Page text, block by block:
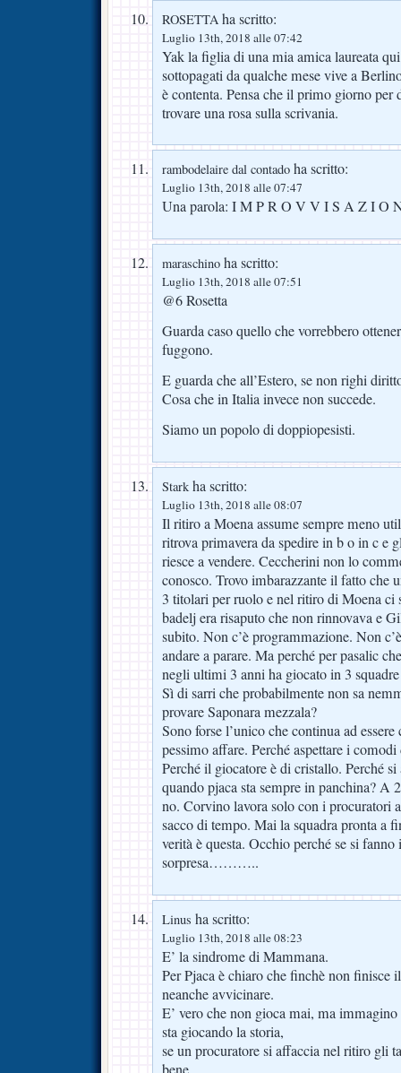
ROSETTA ha scritto:
Luglio 13th, 2018 alle 07:42
Yak la figlia di una mia amica laureata
sottopagati da qualche mese vive a
è contenta. Pensa che il primo giorno per
trovare una rosa sulla scrivania.
rambodelaire dal contado ha scritto:
Luglio 13th, 2018 alle 07:47
Una parola: I M P R O V V I S A Z I O
maraschino ha scritto:
Luglio 13th, 2018 alle 07:51
@6 Rosetta
Guarda caso quello che vorrebbero
fuggono.
E guarda che all’Estero, se non righi
Cosa che in Italia invece non succede.
Siamo un popolo di doppiopesisti.
Stark ha scritto:
Luglio 13th, 2018 alle 08:07
Il ritiro a Moena assume sempre meno
ritrova primavera da spedire in b o in c e
riesce a vendere. Ceccherini non lo
conosco. Trovo imbarazzante il fatto che
3 titolari per ruolo e nel ritiro di Moena ci
badelj era risaputo che non rinnovava e
subito. Non c’è programmazione. Non
andare a parare. Ma perché per pasalic
negli ultimi 3 anni ha giocato in 3
Sì di sarri che probabilmente non sa
provare Saponara mezzala?
Sono forse l’unico che continua ad
pessimo affare. Perché aspettare i
Perché il giocatore è di cristallo. Perché
quando pjaca sta sempre in panchina? A
no. Corvino lavora solo con i procuratori
sacco di tempo. Mai la squadra pronta a
verità è questa. Occhio perché se si
sorpresa………..
Linus ha scritto:
Luglio 13th, 2018 alle 08:23
E’ la sindrome di Mammana.
Per Pjaca è chiaro che finchè non finisce
neanche avvicinare.
E’ vero che non gioca mai, ma
sta giocando la storia,
se un procuratore si affaccia nel ritiro gli